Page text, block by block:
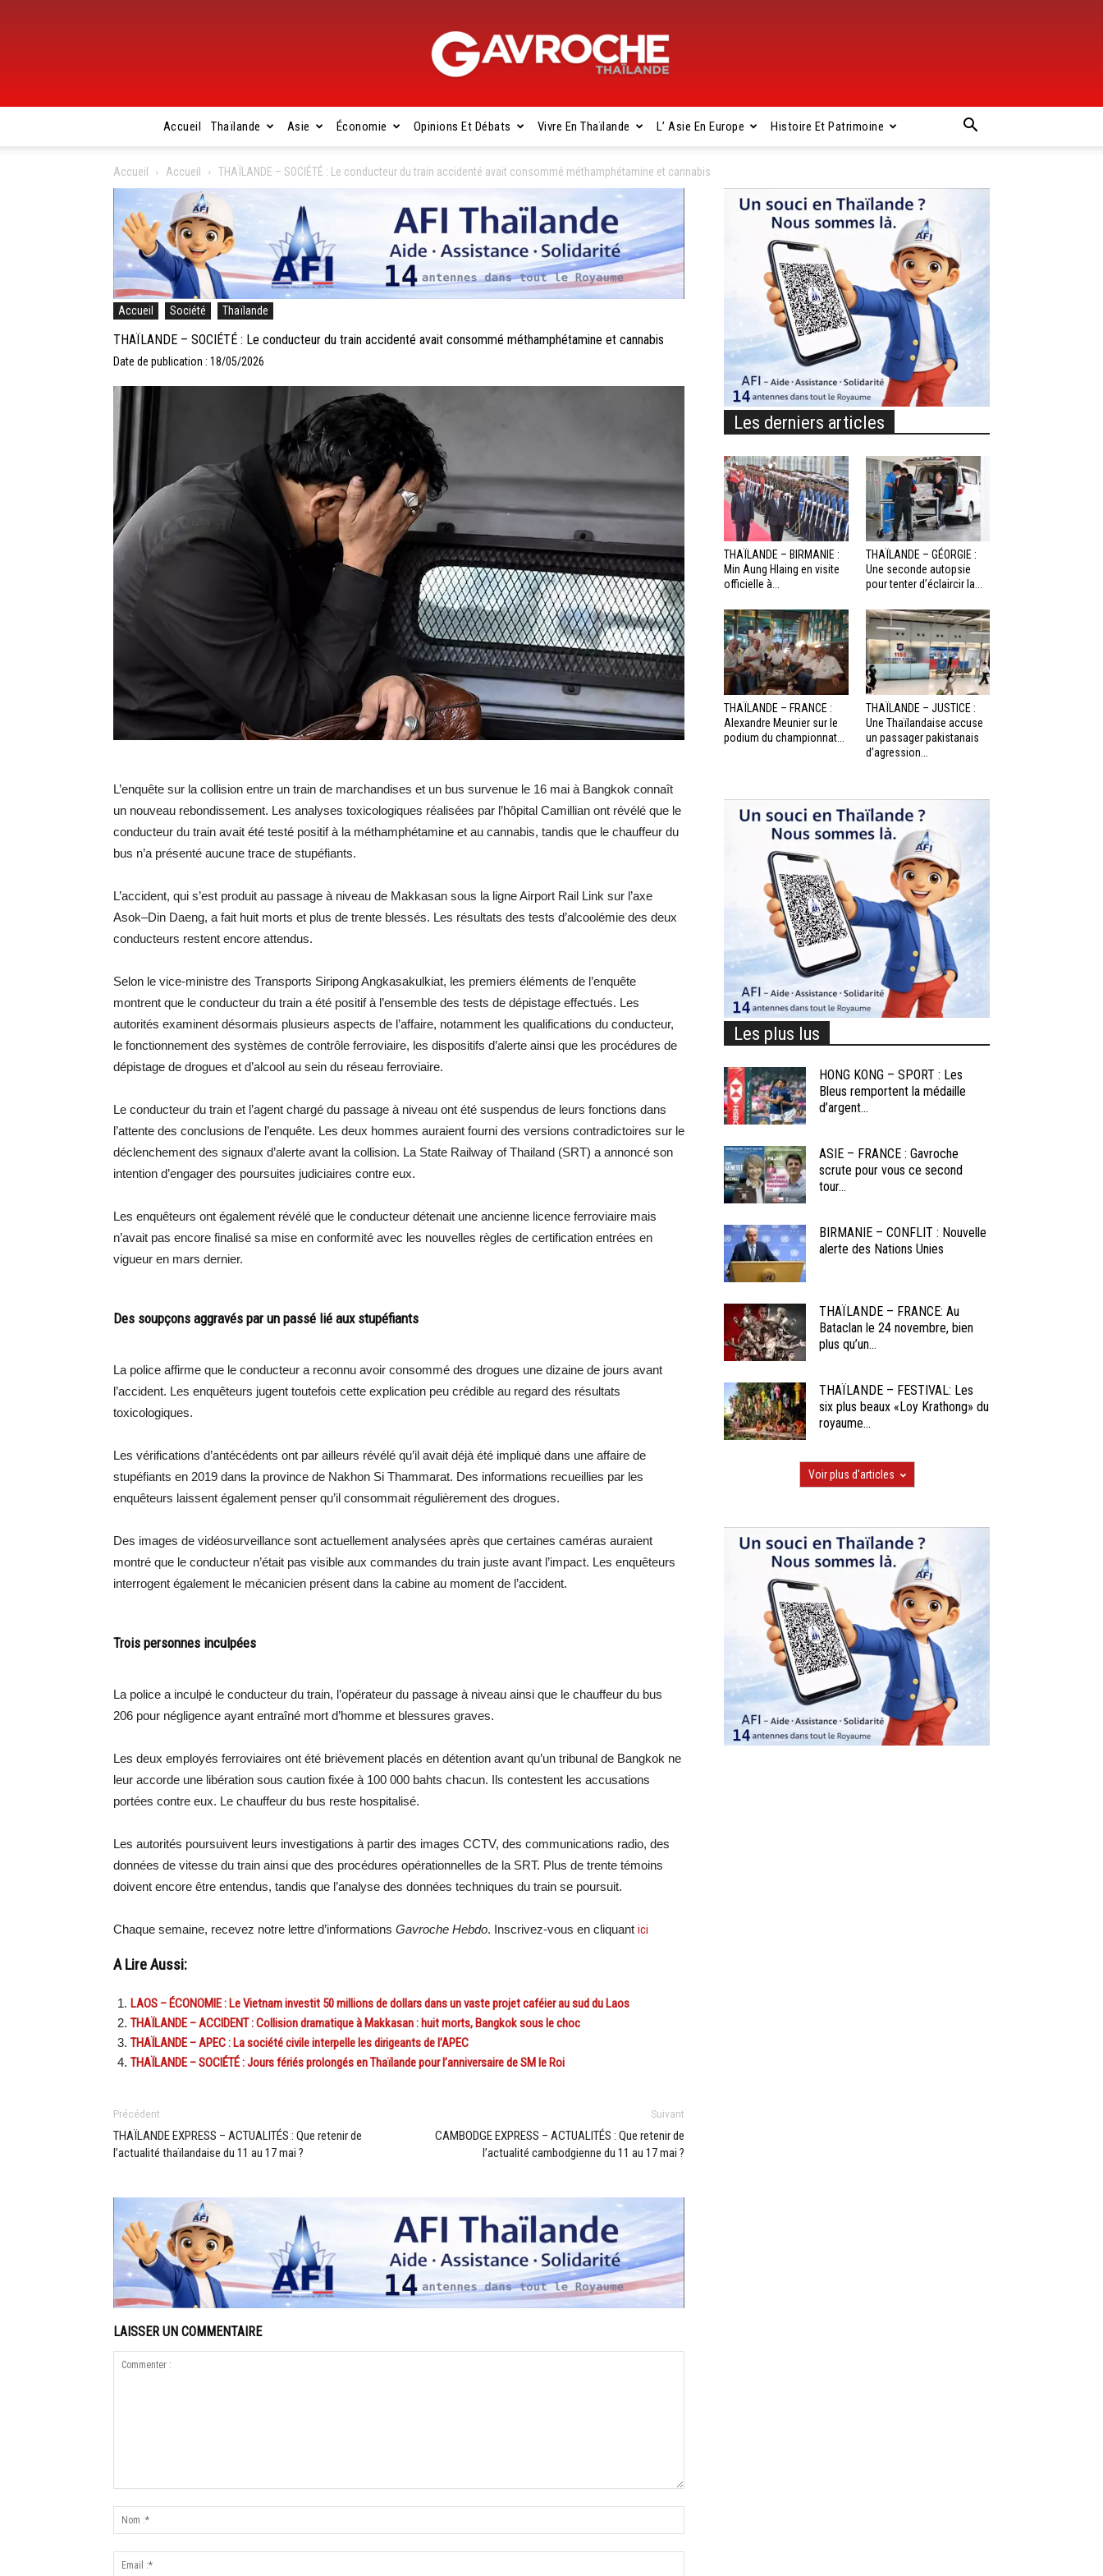
Gavroche
Thaïlande
Accueil Thaïlande Asie Économie Opinions Et Débats Vivre En Thaïlande L’ Asie En Europe Histoire Et Patrimoine
Accueil Accueil THAÏLANDE – SOCIÉTÉ : Le conducteur du train accidenté avait consommé méthamphétamine et cannabis
Accueil Société Thaïlande
THAÏLANDE – SOCIÉTÉ : Le conducteur du train accidenté avait consommé méthamphétamine et cannabis
Date de publication : 18/05/2026
L’enquête sur la collision entre un train de marchandises et un bus survenue le 16 mai à Bangkok connaît
un nouveau rebondissement. Les analyses toxicologiques réalisées par l’hôpital Camillian ont révélé que le
conducteur du train avait été testé positif à la méthamphétamine et au cannabis, tandis que le chauffeur du
bus n’a présenté aucune trace de stupéfiants.
L’accident, qui s’est produit au passage à niveau de Makkasan sous la ligne Airport Rail Link sur l’axe
Asok–Din Daeng, a fait huit morts et plus de trente blessés. Les résultats des tests d’alcoolémie des deux
conducteurs restent encore attendus.
Selon le vice-ministre des Transports Siripong Angkasakulkiat, les premiers éléments de l’enquête
montrent que le conducteur du train a été positif à l’ensemble des tests de dépistage effectués. Les
autorités examinent désormais plusieurs aspects de l’affaire, notamment les qualifications du conducteur,
le fonctionnement des systèmes de contrôle ferroviaire, les dispositifs d’alerte ainsi que les procédures de
dépistage de drogues et d’alcool au sein du réseau ferroviaire.
Le conducteur du train et l’agent chargé du passage à niveau ont été suspendus de leurs fonctions dans
l’attente des conclusions de l’enquête. Les deux hommes auraient fourni des versions contradictoires sur le
déclenchement des signaux d’alerte avant la collision. La State Railway of Thailand (SRT) a annoncé son
intention d’engager des poursuites judiciaires contre eux.
Les enquêteurs ont également révélé que le conducteur détenait une ancienne licence ferroviaire mais
n’avait pas encore finalisé sa mise en conformité avec les nouvelles règles de certification entrées en
vigueur en mars dernier.
Des soupçons aggravés par un passé lié aux stupéfiants
La police affirme que le conducteur a reconnu avoir consommé des drogues une dizaine de jours avant
l’accident. Les enquêteurs jugent toutefois cette explication peu crédible au regard des résultats
toxicologiques.
Les vérifications d’antécédents ont par ailleurs révélé qu’il avait déjà été impliqué dans une affaire de
stupéfiants en 2019 dans la province de Nakhon Si Thammarat. Des informations recueillies par les
enquêteurs laissent également penser qu’il consommait régulièrement des drogues.
Des images de vidéosurveillance sont actuellement analysées après que certaines caméras auraient
montré que le conducteur n’était pas visible aux commandes du train juste avant l’impact. Les enquêteurs
interrogent également le mécanicien présent dans la cabine au moment de l’accident.
Trois personnes inculpées
La police a inculpé le conducteur du train, l’opérateur du passage à niveau ainsi que le chauffeur du bus
206 pour négligence ayant entraîné mort d’homme et blessures graves.
Les deux employés ferroviaires ont été brièvement placés en détention avant qu’un tribunal de Bangkok ne
leur accorde une libération sous caution fixée à 100 000 bahts chacun. Ils contestent les accusations
portées contre eux. Le chauffeur du bus reste hospitalisé.
Les autorités poursuivent leurs investigations à partir des images CCTV, des communications radio, des
données de vitesse du train ainsi que des procédures opérationnelles de la SRT. Plus de trente témoins
doivent encore être entendus, tandis que l’analyse des données techniques du train se poursuit.
Chaque semaine, recevez notre lettre d’informations Gavroche Hebdo. Inscrivez-vous en cliquant ici
A Lire Aussi:
LAOS – ÉCONOMIE : Le Vietnam investit 50 millions de dollars dans un vaste projet caféier au sud du Laos
THAÏLANDE – ACCIDENT : Collision dramatique à Makkasan : huit morts, Bangkok sous le choc
THAÏLANDE – APEC : La société civile interpelle les dirigeants de l’APEC
THAÏLANDE – SOCIÉTÉ : Jours fériés prolongés en Thaïlande pour l’anniversaire de SM le Roi
Précédent
THAÏLANDE EXPRESS – ACTUALITÉS : Que retenir de
l’actualité thaïlandaise du 11 au 17 mai ?
Suivant
CAMBODGE EXPRESS – ACTUALITÉS : Que retenir de
l’actualité cambodgienne du 11 au 17 mai ?
LAISSER UN COMMENTAIRE
Les derniers articles
THAÏLANDE – BIRMANIE :
Min Aung Hlaing en visite
officielle à...
THAÏLANDE – GÉORGIE :
Une seconde autopsie
pour tenter d’éclaircir la...
THAÏLANDE – FRANCE :
Alexandre Meunier sur le
podium du championnat...
THAÏLANDE – JUSTICE :
Une Thaïlandaise accuse
un passager pakistanais
d’agression...
Les plus lus
HONG KONG – SPORT : Les
Bleus remportent la médaille
d’argent...
ASIE – FRANCE : Gavroche
scrute pour vous ce second
tour...
BIRMANIE – CONFLIT : Nouvelle
alerte des Nations Unies
THAÏLANDE – FRANCE: Au
Bataclan le 24 novembre, bien
plus qu’un...
THAÏLANDE – FESTIVAL: Les
six plus beaux «Loy Krathong» du
royaume...
Voir plus d'articles